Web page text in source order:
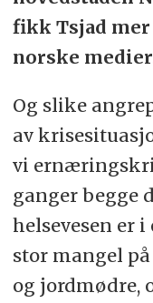
fikk Tsjad
norske
Og slike
av
vi
ganger begge
helsevesen er
stor mangel
og jordmødre,